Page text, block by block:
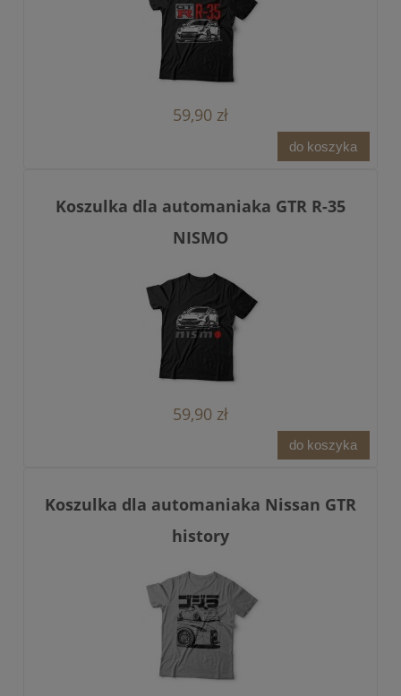
59,90 zł
do koszyka
Koszulka dla automaniaka GTR R-35
NISMO
59,90 zł
do koszyka
Koszulka dla automaniaka Nissan GTR
history